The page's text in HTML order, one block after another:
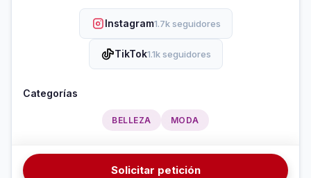
Instagram1.7k seguidores
TikTok1.1k seguidores
Categorías
BELLEZA MODA
Solicitar petición